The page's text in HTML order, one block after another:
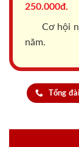
250.000đ.
Cơ hội
năm.
Tổng